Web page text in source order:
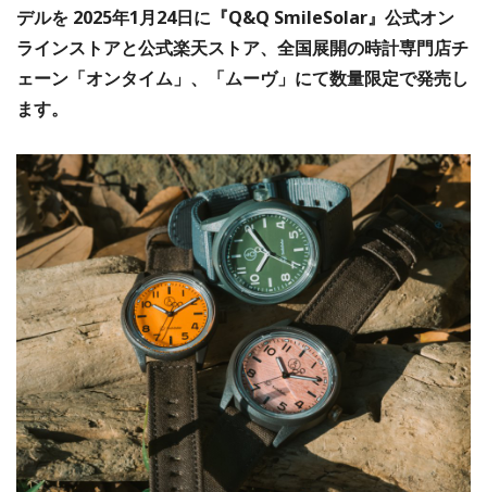
デルを 2025年1月24日に『Q&Q SmileSolar』公式オン
ラインストアと公式楽天ストア、全国展開の時計専門店チ
ェーン「オンタイム」、「ムーヴ」にて数量限定で発売し
ます。